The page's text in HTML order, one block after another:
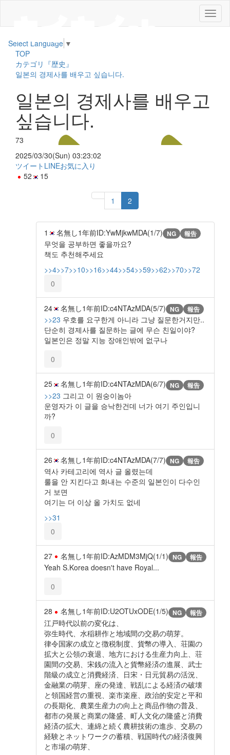
メ
ニ
Select Language ▼
TOP
カテゴリ『歴史』
일본의 경제사를 배우고 싶습니다.
일본의 경제사를 배우고
싶습니다.
73
2025/03/30(Sun) 03:23:02
ツイート LINEお気に入り
52
15
1 2
1 名無し1年前ID:YwMjkwMDA(1/7) NG 報告
무엇을 공부하면 좋을까요?
책도 추천해주세요
>>4>>7>>10>>16>>44>>54>>59>>62>>70>>72
0
24 名無し1年前ID:c4NTAzMDA(5/7) NG 報告
>>23 우호를 요구한게 아니라 그냥 질문한거지만..
단순히 경제사를 질문하는 글에 무슨 친일이야?
일본인은 정말 지능 장애인밖에 없구나
0
25 名無し1年前ID:c4NTAzMDA(6/7) NG 報告
>>23 그리고 이 원숭이놈아
운영자가 이 글을 승낙한건데 너가 여기 주인입니
까?
0
26 名無し1年前ID:c4NTAzMDA(7/7) NG 報告
역사 카테고리에 역사 글 올렸는데
룰을 안 지킨다고 화내는 수준의 일본인이 다수인
거 보면
여기는 더 이상 올 가치도 없네
>>31
0
27 名無し1年前ID:AzMDM3MjQ(1/1) NG 報告
Yeah S.Korea doesn't have Royal...
0
28 名無し1年前ID:U2OTUxODE(1/5) NG 報告
江戸時代以前の変化は、
弥生時代、水稲耕作と地域間の交易の萌芽。
律令国家の成立と徴税制度、貨幣の導入、荘園の
拡大と公領の衰退、地方における生産力向上、荘
園間の交易、宋銭の流入と貨幣経済の進展、武士
階級の成立と消費経済、日宋・日元貿易の活況、
金融業の萌芽、座の発達、戦乱による経済の破壊
と領国経営の重視、楽市楽座、政治的安定と平和
の長期化、農業生産力の向上と商品作物の普及、
都市の発展と商業の隆盛、町人文化の隆盛と消費
経済の拡大、連綿と続く農耕技術の進歩、交易の
経験とネットワークの蓄積、戦国時代の経済復興
と市場の萌芽、